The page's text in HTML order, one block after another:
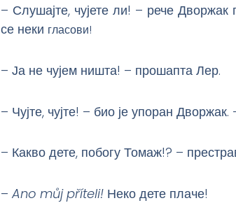
– Слушајте, чујете ли! – рече
се неки гласови!
– Ја не чујем ништа! – прошапта Лер.
– Чујте, чујте! – био је упоран Дворжак.
– Какво дете, побогу Томаж!? –
– Ano můj příteli! Неко дете плаче!